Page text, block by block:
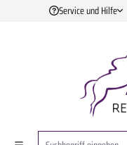
Zum Hauptinhalt springen
Service und Hilfe